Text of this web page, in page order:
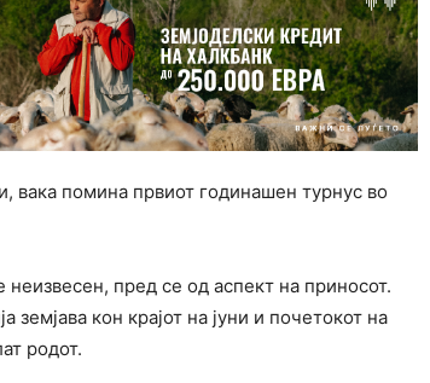
вака помина првиот годинашен турнус во
пред се од аспект на приносот.
кон крајот на јуни и почетокот на
родот.